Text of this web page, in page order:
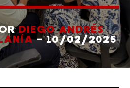
DIEGO ANDRÉS
- 10/02/2025